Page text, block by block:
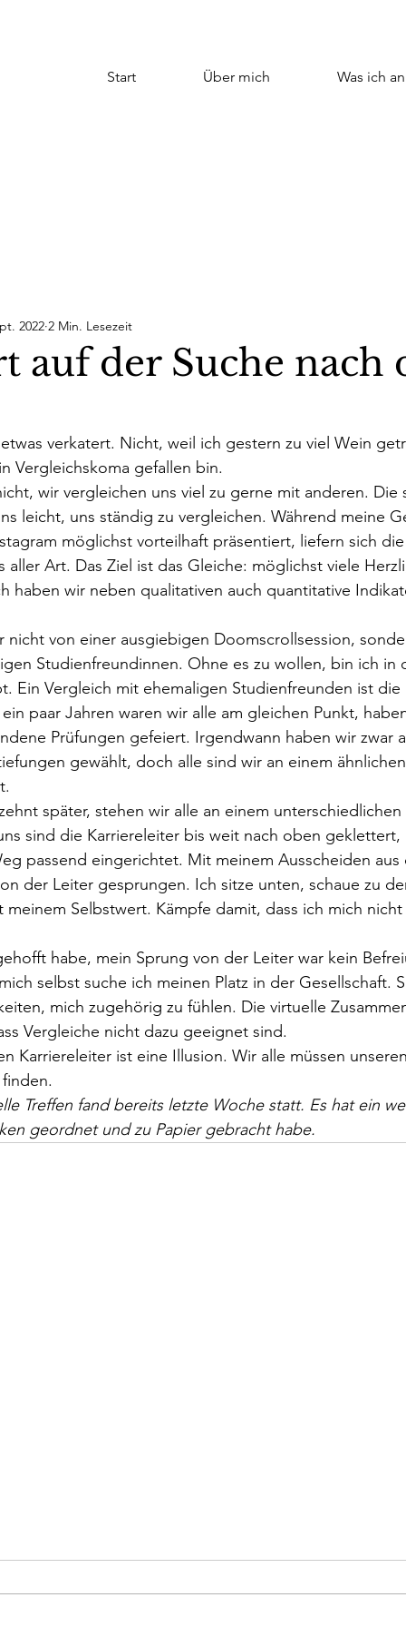
Start Über mich Was ich
auf der Suche nach
2022 2 Min. Lesezeit
verkatert. Nicht, weil ich gestern zu viel Wein
Vergleichskoma gefallen bin.
wir vergleichen uns viel zu gerne mit anderen. Die
leicht, uns ständig zu vergleichen. Während meine
möglichst vorteilhaft präsentiert, liefern sich
aller Art. Das Ziel ist das Gleiche: möglichst viele
haben wir neben qualitativen auch quantitative
nicht von einer ausgiebigen Doomscrollsession,
Studienfreundinnen. Ohne es zu wollen, bin ich in
Ein Vergleich mit ehemaligen Studienfreunden ist
paar Jahren waren wir alle am gleichen Punkt,
Prüfungen gefeiert. Irgendwann haben wir zwar
gewählt, doch alle sind wir an einem
später, stehen wir alle an einem
sind die Karriereleiter bis weit nach oben
passend eingerichtet. Mit meinem Ausscheiden
der Leiter gesprungen. Ich sitze unten, schaue zu
meinem Selbstwert. Kämpfe damit, dass ich mich
habe, mein Sprung von der Leiter war kein
selbst suche ich meinen Platz in der Gesellschaft.
mich zugehörig zu fühlen. Die virtuelle
Vergleiche nicht dazu geeignet sind.
Karriereleiter ist eine Illusion. Wir alle müssen
finden.
Treffen fand bereits letzte Woche statt. Es hat ein
geordnet und zu Papier gebracht habe.